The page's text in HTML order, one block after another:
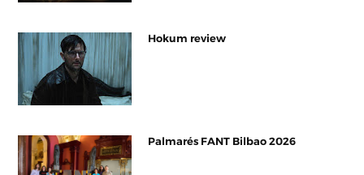
Hokum review
Palmarés FANT Bilbao 2026